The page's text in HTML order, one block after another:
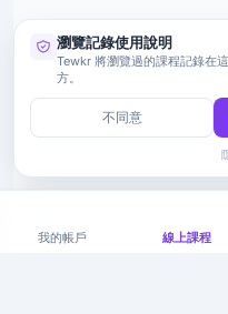
我的帳戶 線上課程
瀏覽記錄使用說明
Tewkr 將瀏覽過的課程記錄在
方。
不同意